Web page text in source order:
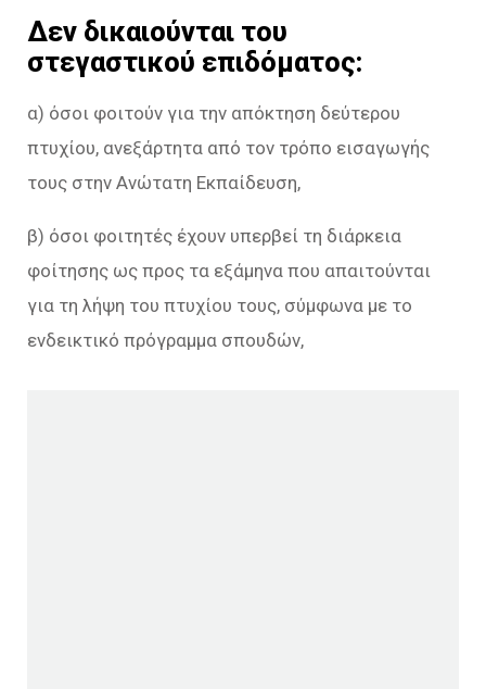
Δεν δικαιούνται του
στεγαστικού επιδόματος:
α) όσοι φοιτούν για την απόκτηση δεύτερου
πτυχίου, ανεξάρτητα από τον τρόπο εισαγωγής
τους στην Ανώτατη Εκπαίδευση,
β) όσοι φοιτητές έχουν υπερβεί τη διάρκεια
φοίτησης ως προς τα εξάμηνα που απαιτούνται
για τη λήψη του πτυχίου τους, σύμφωνα με το
ενδεικτικό πρόγραμμα σπουδών,